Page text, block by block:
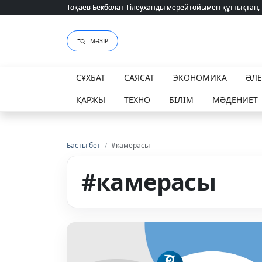
Тоқаев Бекболат Тілеуханды мерейтойымен
Тоқаев Бекболат Тілеуханды мерейтойымен
МӘЗІР
СҰХБАТ САЯСАТ ЭКОНОМИКА
ҚАРЖЫ
ТЕХНО БІЛІМ МӘДЕНИЕТ
Басты бет / #камерасы
#камерасы